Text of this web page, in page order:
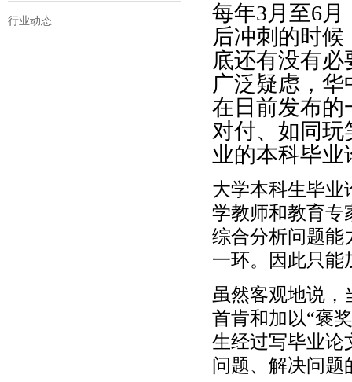
行业动态
每年3月至6
后冲刺的时
底还有没有
广泛疑虑，
在日前发布的
对付、如同
业的本科毕业
大学本科生毕业
学教师和教育专
综合分析问题能
一环。因此只能
虽然客观地说
首肯和加以“褒
生经过写毕业论
问题、解决问题